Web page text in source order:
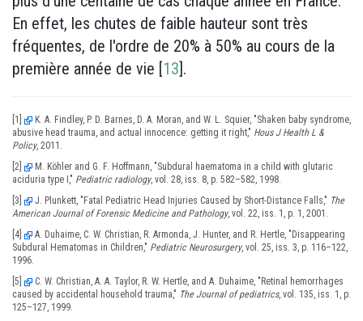
En effet, les chutes de faible hauteur sont très
fréquentes, de l'ordre de 20% à 50% au cours de la
première année de vie [13].
[1]
K. A. Findley, P. D. Barnes, D. A. Moran, and W. L. Squier, "Shaken baby syndrome,
abusive head trauma, and actual innocence: getting it right," Hous J Health L &
Policy, 2011.
[2]
M. Köhler and G. F. Hoffmann, "Subdural haematoma in a child with glutaric
aciduria type I," Pediatric radiology, vol. 28, iss. 8, p. 582–582, 1998.
[3]
J. Plunkett, "Fatal Pediatric Head Injuries Caused by Short-Distance Falls," The
American Journal of Forensic Medicine and Pathology, vol. 22, iss. 1, p. 1, 2001.
[4]
A. Duhaime, C. W. Christian, R. Armonda, J. Hunter, and R. Hertle, "Disappearing
Subdural Hematomas in Children," Pediatric Neurosurgery, vol. 25, iss. 3, p. 116–122,
1996.
[5]
C. W. Christian, A. A. Taylor, R. W. Hertle, and A. Duhaime, "Retinal hemorrhages
caused by accidental household trauma," The Journal of pediatrics, vol. 135, iss. 1, p.
125–127, 1999.